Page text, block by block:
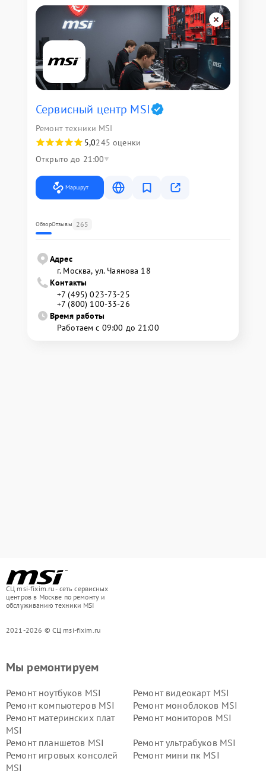
Сервисный центр MSI
Ремонт техники MSI
5,0245 оценки
Открыто до 21:00
Маршрут
ОбзорОтзывы 265
Адрес
г. Москва, ул. Чаянова 18
Контакты
+7 (495) 023-73-25
+7 (800) 100-33-26
Время работы
Работаем с 09:00 до 21:00
СЦ msi-fixim.ru - сеть сервисных
центров в Москве по ремонту и
обслуживанию техники MSI
2021-2026 © СЦ msi-fixim.ru
Мы ремонтируем
Ремонт ноутбуков MSI
Ремонт видеокарт MSI
Ремонт компьютеров MSI
Ремонт моноблоков MSI
Ремонт материнских плат
MSI
Ремонт мониторов MSI
Ремонт планшетов MSI
Ремонт ультрабуков MSI
Ремонт игровых консолей
MSI
Ремонт мини пк MSI